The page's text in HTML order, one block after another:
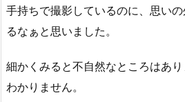
手持ちで撮影しているのに、思い
るなぁと思いました。
細かくみると不自然なところはあ
わかりません。